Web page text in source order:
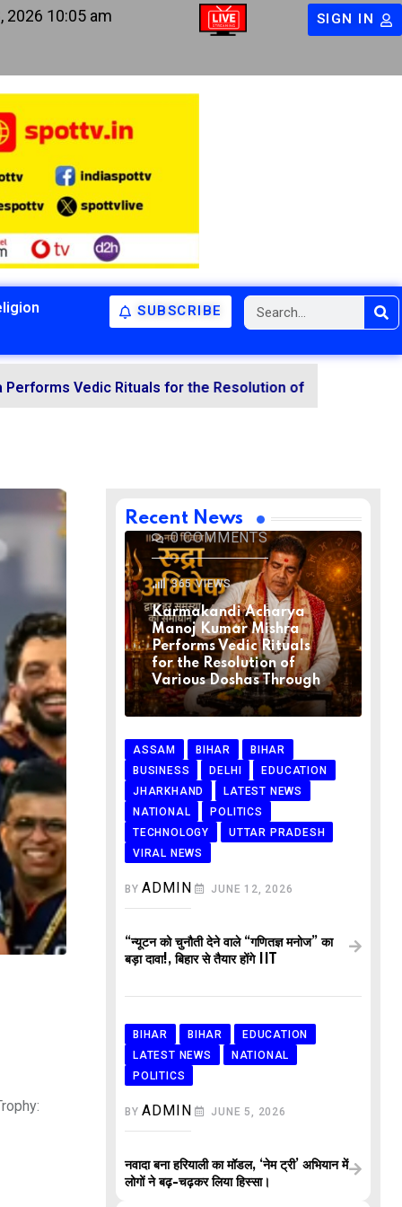
2026 10:05 am SIGN IN
SUBSCRIBE
Rituals for the Resolution of Various Doshas Through
Recent News
0COMMENTS
365VIEWS
Karmakandi Acharya
Manoj Kumar Mishra
Performs Vedic Rituals
for the Resolution of
Various Doshas Through
ASSAM BIHAR
BIHAR
BUSINESS
DELHI
EDUCATION
JHARKHAND
LATEST NEWS
NATIONAL
POLITICS
TECHNOLOGY
UTTAR PRADESH
VIRAL NEWS
BYADMIN JUNE 12, 2026
“न्यूटन को चुनौती देने वाले “गणितज्ञ मनोज” का
बड़ा दावा!, बिहार से तैयार होंगे IIT
BIHAR BIHAR
EDUCATION
LATEST NEWS
NATIONAL
POLITICS
BYADMIN JUNE 5, 2026
नवादा बना हरियाली का मॉडल, ‘नेम ट्री’ अभियान में
लोगों ने बढ़-चढ़कर लिया हिस्सा।